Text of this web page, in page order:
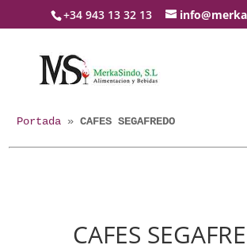
+34 943 13 32 13
Portada » CAFES SEGAFREDO
CAFES